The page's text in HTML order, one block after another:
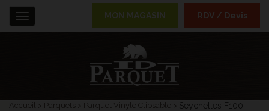
Accueil Parquets Parquet Vinyle Clipsable Seychelles F100
Menu MON MAGASIN RDV / Devis